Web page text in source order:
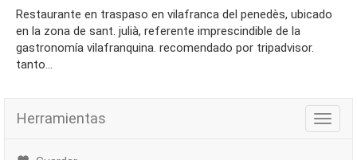
restaurante en traspaso en vilafranca del penedès, ubicado
en la zona de sant. julià, referente imprescindible de la
gastronomía vilafranquina. recomendado por tripadvisor.
tanto...
Herramientas